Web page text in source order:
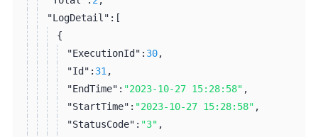
"LogDetail": [
{
"ExecutionId": 30,
"Id": 31 ,
"EndTime": "2023-10-27 15:28:58" ,
"StartTime": "2023-10-27 15:28:58" ,
"StatusCode": "3" ,